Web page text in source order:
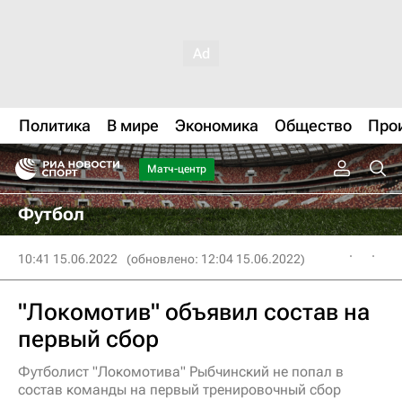
Политика В мире Экономика Общество
Матч-центр
Футбол
10:41 15.06.2022 (обновлено: 12:04 15.06.2022)
"Локомотив" объявил состав на
первый сбор
Футболист "Локомотива" Рыбчинский не попал в
состав команды на первый тренировочный сбор